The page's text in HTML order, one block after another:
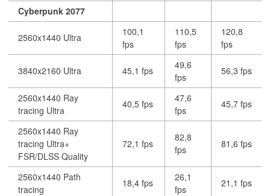
Cyberpunk 2077
2560x1440 Ultra
100,1
fps
110,5
fps
120,8
fps
3840x2160 Ultra 45,1 fps
49,6
fps
56,3 fps
2560x1440 Ray
tracing Ultra
40,5 fps
47,6
fps
45,7 fps
2560x1440 Ray
tracing Ultra+
FSR/DLSS Quality
72,1 fps
82,8
fps
81,6 fps
2560x1440 Path
tracing
18,4 fps
26,1
fps
21,1 fps